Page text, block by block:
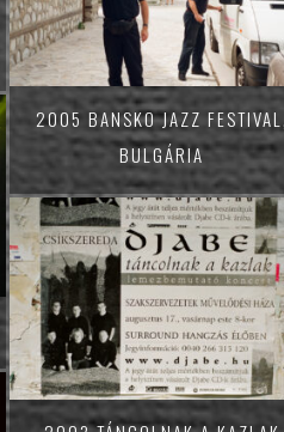
2005 BANSKO JAZZ FESTIVAL,
BULGÁRIA